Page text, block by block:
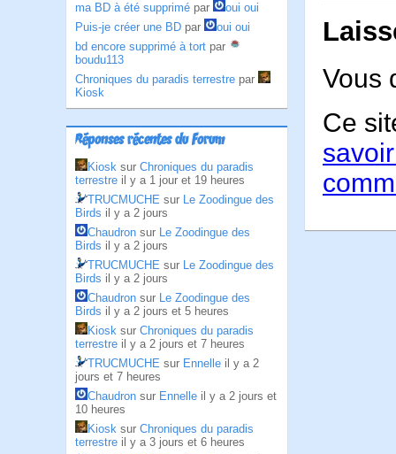
ma BD à été supprimé par
oui oui
Puis-je créer une BD par
oui oui
bd encore supprimé à tort par
boudu113
Chroniques du paradis terrestre par
Kiosk
Réponses récentes du Forum
Kiosk sur Chroniques du paradis
terrestre il y a 1 jour et 19 heures
TRUCMUCHE sur Le Zoodingue des
Birds il y a 2 jours
Chaudron sur Le Zoodingue des
Birds il y a 2 jours
TRUCMUCHE sur Le Zoodingue des
Birds il y a 2 jours
Chaudron sur Le Zoodingue des
Birds il y a 2 jours et 5 heures
Kiosk sur Chroniques du paradis
terrestre il y a 2 jours et 7 heures
TRUCMUCHE sur Ennelle il y a 2
jours et 7 heures
Chaudron sur Ennelle il y a 2 jours et
10 heures
Kiosk sur Chroniques du paradis
terrestre il y a 3 jours et 6 heures
Vous
Ce